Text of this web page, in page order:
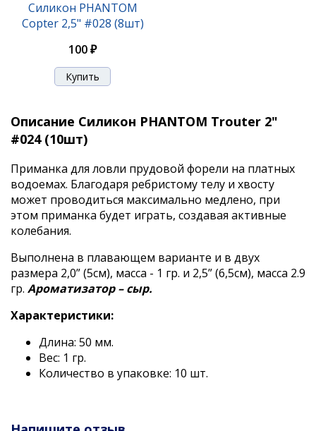
Силикон PHANTOM
Copter 2,5" #028 (8шт)
100 ₽
Описание Силикон PHANTOM Trouter 2"
#024 (10шт)
Приманка для ловли прудовой форели на платных
водоемах. Благодаря ребристому телу и хвосту
может проводиться максимально медлено, при
этом приманка будет играть, создавая активные
колебания.
Выполнена в плавающем варианте и в двух
размера 2,0” (5см), масса - 1 гр. и 2,5” (6,5см), масса 2.9
гр. Ароматизатор – сыр.
Характеристики:
Длина: 50 мм.
Вес: 1 гр.
Количество в упаковке: 10 шт.